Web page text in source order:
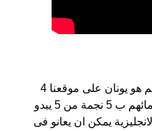
Laertes هو اسم للبنين أصل الأسم هو يونان على موقعنا 4
الأشخاص بأسم Laertes (قدر اسمائهم ب 5 نجمة من 5 يبدو
يمكن ان يعانو فى